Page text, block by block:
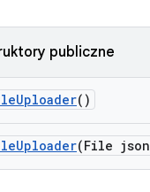
publiczne
Uploader()
Uploader(File json